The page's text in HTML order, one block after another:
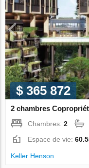
$ 365 872
2 chambres
Chambres:2
Espace de vie:
Keller Henson